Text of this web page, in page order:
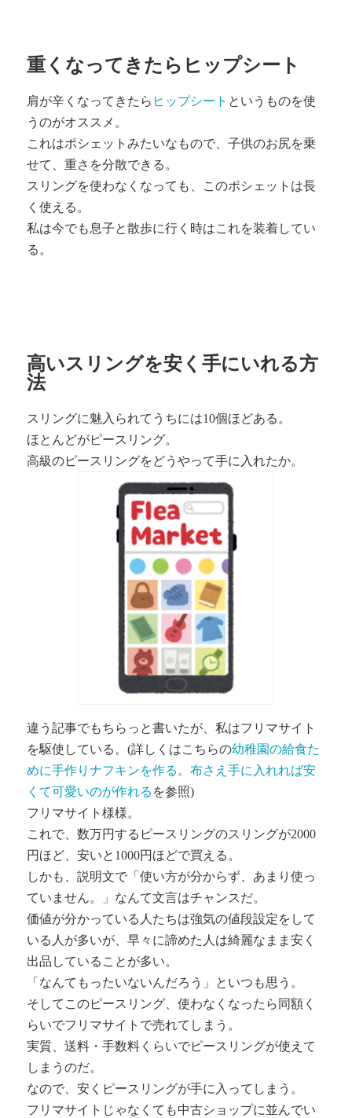
重くなってきたらヒップシート
肩が辛くなってきたら ヒップシート というものを使
うのがオススメ。
これはポシェットみたいなもので、子供のお尻を乗
せて、重さを分散できる。
スリングを使わなくなっても、このポシェットは長
く使える。
私は今でも息子と散歩に行く時はこれを装着してい
る。
高いスリングを安く手にいれる方
法
スリングに魅入られてうちには10個ほどある。
ほとんどがピースリング。
高級のピースリングをどうやって手に入れたか。
違う記事でもちらっと書いたが、私はフリマサイト
を駆使している。(詳しくはこちらの幼稚園の給食た
めに手作りナフキンを作る。布さえ手に入れれば安
くて可愛いのが作れる を参照)
フリマサイト様様。
これで、数万円するピースリングのスリングが2000
円ほど、安いと1000円ほどで買える。
しかも、説明文で「使い方が分からず、あまり使っ
ていません。」なんて文言はチャンスだ。
価値が分かっている人たちは強気の値段設定をして
いる人が多いが、早々に諦めた人は綺麗なまま安く
出品していることが多い。
「なんてもったいないんだろう」といつも思う。
そしてこのピースリング、使わなくなったら同額く
らいでフリマサイトで売れてしまう。
実質、送料・手数料くらいでピースリングが使えて
しまうのだ。
なので、安くピースリングが手に入ってしまう。
フリマサイトじゃなくても中古ショップに並んでい